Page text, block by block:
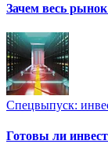
Зачем весь
Спецвыпуск:
Готовы ли